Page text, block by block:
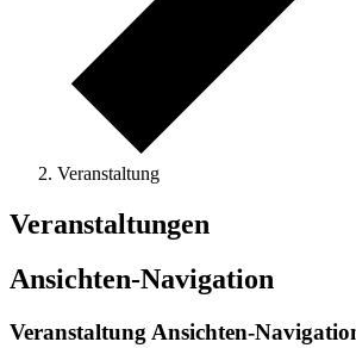
Veranstaltung
Veranstaltungen
Ansichten-Navigation
Veranstaltung Ansichten-